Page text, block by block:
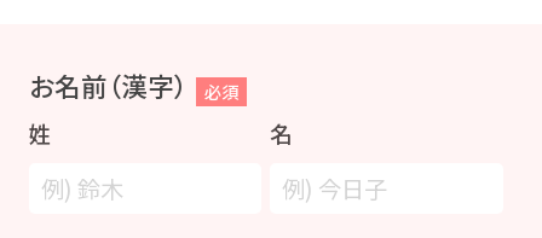
お名前（漢字） 必須
姓 名